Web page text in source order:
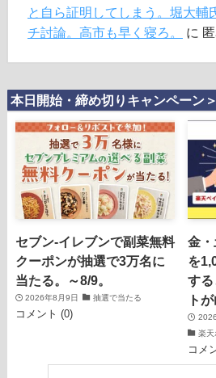
と自ら証明してしまう。堀大輔
チ討論。高市も早く寝ろ。
に
本日開始・締め切りキャンペーン＞
セブン‐イレブンで副菜無料
クーポンが抽選で3万名に
当たる。～8/9。
2026年8月9日 抽選で当たる
コメント (0)
金
を
す
ト
楽天
コメ